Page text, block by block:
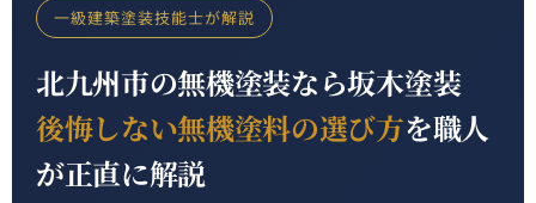
一級建築塗装技能士が解説
北九州市の無機塗装なら坂木塗装
後悔しない無機塗料の選び方を職人
が正直に解説